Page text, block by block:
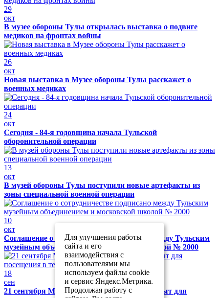
29
окт
В музее обороны Тулы открылась выставка о подвиге
медиков на фронтах войны
26
окт
Новая выставка в Музее обороны Тулы расскажет о
военных медиках
24
окт
Сегодня - 84-я годовщина начала Тульской
оборонительной операции
13
окт
В музей обороны Тулы поступили новые артефакты из
зоны специальной военной операции
10
окт
Соглашение о сотрудничестве подписано между Тульским
музейным объединением и московской школой № 2000
18
сен
21 сентября Музей обороны Тулы будет закрыт для
Для улучшения работы
сайта и его
взаимодействия с
пользователями мы
используем файлы cookie
и сервис Яндекс.Метрика.
Продолжая работу с